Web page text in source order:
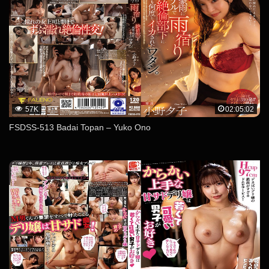
57K 02:05:02
FSDSS-513 Badai Topan – Yuko Ono